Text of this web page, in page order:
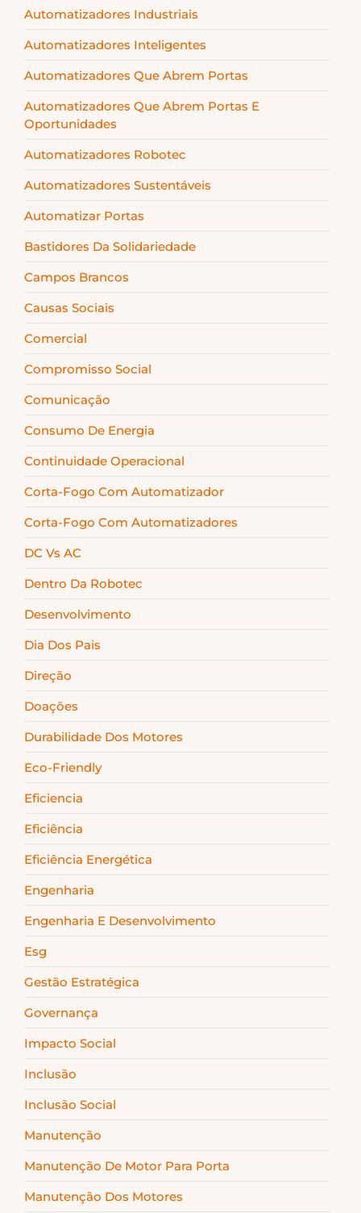
Automatizadores Industriais
Automatizadores Inteligentes
Automatizadores Que Abrem Portas
Automatizadores Que Abrem Portas E
Oportunidades
Automatizadores Robotec
Automatizadores Sustentáveis
Automatizar Portas
Bastidores Da Solidariedade
Campos Brancos
Causas Sociais
Comercial
Compromisso Social
Comunicação
Consumo De Energia
Continuidade Operacional
Corta-Fogo Com Automatizador
Corta-Fogo Com Automatizadores
DC Vs AC
Dentro Da Robotec
Desenvolvimento
Dia Dos Pais
Direção
Doações
Durabilidade Dos Motores
Eco-Friendly
Eficiencia
Eficiência
Eficiência Energética
Engenharia
Engenharia E Desenvolvimento
Esg
Gestão Estratégica
Governança
Impacto Social
Inclusão
Inclusão Social
Manutenção
Manutenção De Motor Para Porta
Manutenção Dos Motores